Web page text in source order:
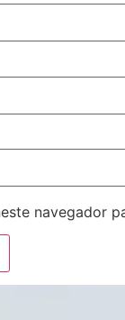
navegador